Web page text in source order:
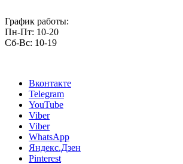
График работы:
Пн-Пт: 10-20
Сб-Вс: 10-19
Вконтакте
Telegram
YouTube
Viber
Viber
WhatsApp
Яндекс.Дзен
Pinterest